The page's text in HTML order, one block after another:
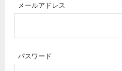
メールアドレス
パスワード